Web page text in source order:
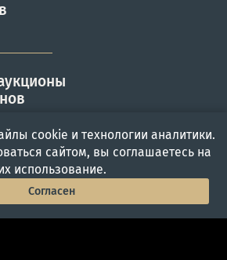
57Б
с 10 до 19 ч.
cookie и технологии аналитики.
сайтом, вы соглашаетесь на
использование.
Согласен